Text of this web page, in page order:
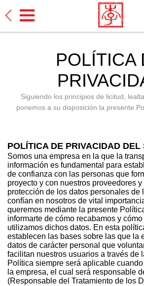
POLÍTICA
Siguiendo los principios de licitud,
ponemos a su disposición la presente
POLÍTICA DE PRIVACIDAD DEL
Somos una empresa en la que la
información es fundamental para
de confianza con las personas que
proyecto y con nuestros proveedores
protección de los datos personales de
confían en nosotros de vital
queremos mediante la presente
informarte de cómo recabamos y
utilizamos dichos datos. En esta
establecen las bases sobre las que la
datos de carácter personal que
facilitan nuestros usuarios a través de
Política siempre será aplicable
la empresa, el cual será responsable
(Responsable del Tratamiento de los